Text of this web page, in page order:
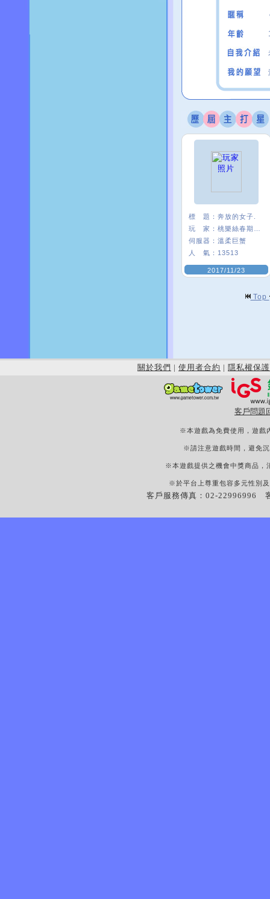
標 題： 奔放的女子.
玩 家：
伺服器： 溫柔巨蟹
人 氣： 13513
2017/11/23
Top
關於我們 | 使用者合約 | 隱私權保護
客戶問題
※本遊戲為免費使用，遊戲
※請注意遊戲時間，避免
※本遊戲提供之機會中獎商品，
※於平台上尊重包容多元性別
客戶服務傳真：02-22996996